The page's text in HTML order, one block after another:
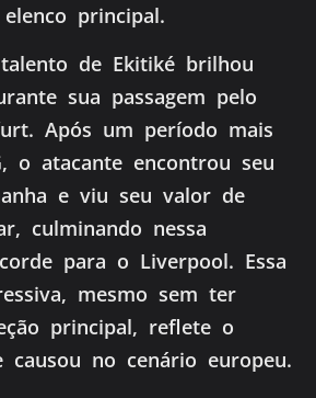
principal.
de Ekitiké brilhou
sua passagem pelo
Após um período mais
o atacante encontrou seu
e viu seu valor de
culminando nessa
para o Liverpool. Essa
mesmo sem ter
principal, reflete o
causou no cenário europeu.